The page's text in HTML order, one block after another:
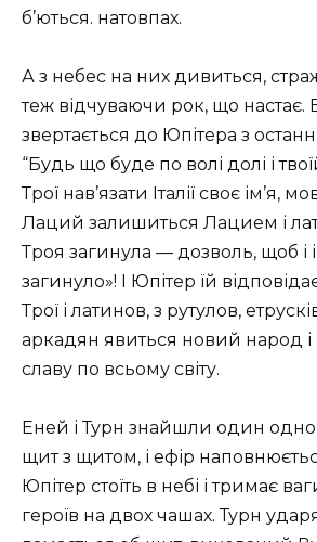
б’ються. натовпах.
А з небес на них дивиться,
теж відчуваючи рок, що настає.
звертається до Юпітера з
“Будь що буде по волі долі і
Трої нав’язати Італії своє ім’я,
Лаций залишиться Лацием і
Троя загинула — дозволь, щоб і
загинуло»! І Юпітер їй
Трої і латинов, з рутулов,
аркадян явиться новий народ
славу по всьому світу.
Еней і Турн знайшли один
щит з щитом, і ефір
Юпітер стоїть в небі і тримає
героїв на двох чашах. Турн